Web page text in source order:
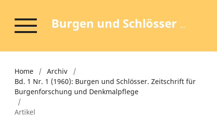
Burgen und Schlösser - Zeitschrift für Burgenforschung und Denkmalpflege
Home / Archiv
/
Bd. 1 Nr. 1 (1960): Burgen und Schlösser. Zeitschrift für
Burgenforschung und Denkmalpflege
/
Artikel